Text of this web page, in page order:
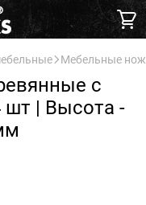
Мебельные
с
шт | Высота -